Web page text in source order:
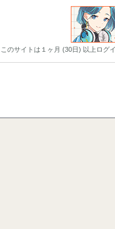
このサイトは１ヶ月 (30日) 以上ログ